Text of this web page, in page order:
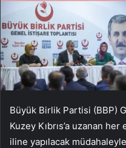
Büyük Birlik Partisi (BBP)
Kuzey Kıbrıs’a uzanan
iline yapılacak